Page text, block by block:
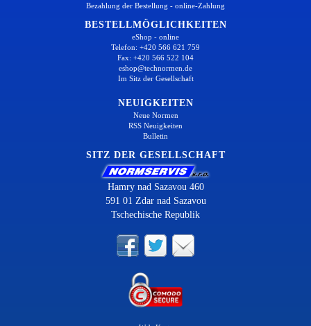
Bezahlung der Bestellung - online-Zahlung
BESTELLMÖGLICHKEITEN
eShop - online
Telefon: +420 566 621 759
Fax: +420 566 522 104
eshop@technormen.de
Im Sitz der Gesellschaft
NEUIGKEITEN
Neue Normen
RSS Neuigkeiten
Bulletin
SITZ DER GESELLSCHAFT
Hamry nad Sazavou 460
591 01 Zdar nad Sazavou
Tschechische Republik